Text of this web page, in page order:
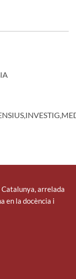
arrelada
en la docència i